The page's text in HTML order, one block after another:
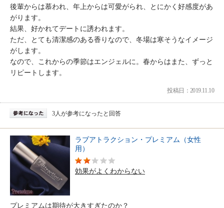
後輩からは慕われ、年上からは可愛がられ、とにかく好感度があ
がります。
結果、好かれてデートに誘われます。
ただ、とても清潔感のある香りなので、冬場は寒そうなイメージ
がします。
なので、これからの季節はエンジェルに。春からはまた、ずっと
リピートします。
投稿日：2019.11.10
3人が参考になったと回答
ラブアトラクション・プレミアム（女性
用）
効果がよくわからない
プレミアムは期待が大きすぎたのか？